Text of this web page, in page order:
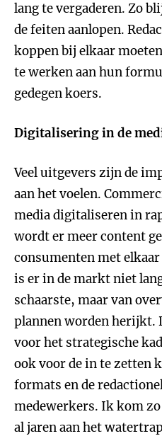
lang te vergaderen. Zo
de feiten aanlopen.
koppen bij elkaar
te werken aan hun
gedegen koers.
Digitalisering in de
Veel uitgevers zijn de
aan het voelen.
media digitaliseren in
wordt er meer content
consumenten met
is er in de markt niet
schaarste, maar van
plannen worden herijkt.
voor het strategische
ook voor de in te zetten
formats en de
medewerkers. Ik kom
al jaren aan het